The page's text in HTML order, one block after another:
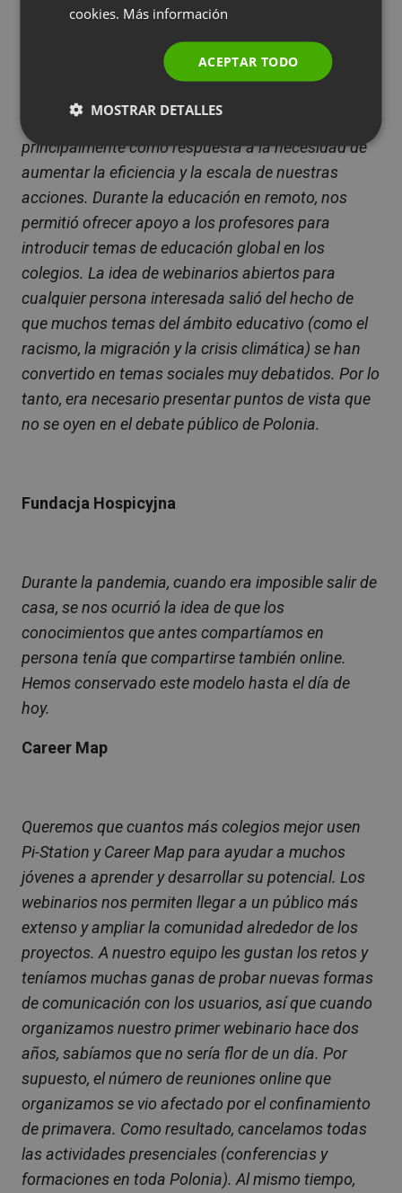
de las tendencias educativas en el mundo, pero
principalmente como respuesta a la necesidad de
aumentar la eficiencia y la escala de nuestras
acciones. Durante la educación en remoto, nos
permitió ofrecer apoyo a los profesores para
introducir temas de educación global en los
colegios. La idea de webinarios abiertos para
cualquier persona interesada salió del hecho de
que muchos temas del ámbito educativo (como el
racismo, la migración y la crisis climática) se han
convertido en temas sociales muy debatidos. Por lo
tanto, era necesario presentar puntos de vista que
no se oyen en el debate público de Polonia.
Fundacja Hospicyjna
Durante la pandemia, cuando era imposible salir de
casa, se nos ocurrió la idea de que los
conocimientos que antes compartíamos en
persona tenía que compartirse también online.
Hemos conservado este modelo hasta el día de
hoy.
Career Map
Queremos que cuantos más colegios mejor usen
Pi-Station y Career Map para ayudar a muchos
jóvenes a aprender y desarrollar su potencial. Los
webinarios nos permiten llegar a un público más
extenso y ampliar la comunidad alrededor de los
proyectos. A nuestro equipo les gustan los retos y
teníamos muchas ganas de probar nuevas formas
de comunicación con los usuarios, así que cuando
organizamos nuestro primer webinario hace dos
años, sabíamos que no sería flor de un día. Por
supuesto, el número de reuniones online que
organizamos se vio afectado por el confinamiento
de primavera. Como resultado, cancelamos todas
las actividades presenciales (conferencias y
formaciones en toda Polonia). Al mismo tiempo,
RUSSIAN
SPANISH
cookies. Más información
ACEPTAR TODO
MOSTRAR DETALLES